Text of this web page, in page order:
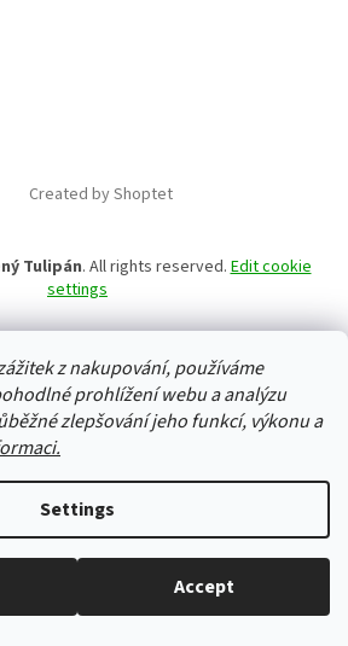
z nakupování, používáme
prohlížení webu a analýzu
zlepšování jeho funkcí, výkonu a
Settings
Accept
every working day.
Created by Shoptet
Tulipán. All rights reserved.Edit cookie
settings